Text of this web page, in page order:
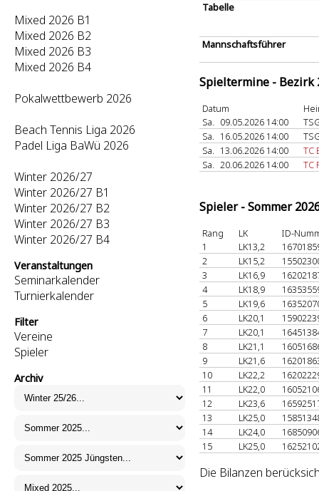
Mixed 2026 B1
Mixed 2026 B2
Mixed 2026 B3
Mixed 2026 B4
Pokalwettbewerb 2026
Beach Tennis Liga 2026
Padel Liga BaWü 2026
Winter 2026/27
Winter 2026/27 B1
Winter 2026/27 B2
Winter 2026/27 B3
Winter 2026/27 B4
Veranstaltungen
Seminarkalender
Turnierkalender
Filter
Vereine
Spieler
Archiv
Tabelle
Mannschaftsführer
Spieltermine - Bezirk
Datum
Sa. 09.05.2026 14:00
Sa. 16.05.2026 14:00
Sa. 13.06.2026 14:00
TC
Sa. 20.06.2026 14:00 TC
Spieler - Sommer
Rang LK
ID-
1
LK13,2
2
LK15,2
3
LK16,9
4
LK18,9
5
LK19,6
6
LK20,1
7
LK20,1
8
LK21,1
9
LK21,6
10
LK22,2
11
LK22,0
12
LK23,6
13
LK25,0
14
LK24,0
15
LK25,0
Die Bilanzen